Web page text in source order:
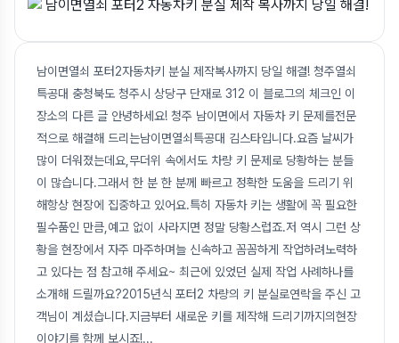
남이면열쇠 포터2자동차키 분실 제작복사까지 당일 해결! 청주열쇠
특공대 충청북도 청주시 상당구 단재로 312 이 블로그의 체크인 이
장소의 다른 글 안녕하세요! 청주 남이면에서 자동차 키 문제를전문
적으로 해결해 드리는남이면열쇠특공대 김스타입니다.요즘 날씨가
많이 더워졌는데요,무더위 속에서도 차량 키 문제로 당황하는 분들
이 많습니다.그래서 한 분 한 분께 빠르고 정확한 도움을 드리기 위
해항상 현장에 집중하고 있어요.특히 자동차 키는 생활에 꼭 필요한
필수품인 만큼,예고 없이 사라지면 정말 당황스럽죠.저 역시 그런 상
황을 현장에서 자주 마주하며늘 신속하고 꼼꼼하게 작업하려노력하
고 있다는 점 참고해 주세요~ 최근에 있었던 실제 작업 사례하나를
소개해 드릴까요?2015년식 포터2 차량의 키 분실로연락을 주신 고
객님이 계셨습니다.지금부터 새로운 키를 제작해 드리기까지의현장
이야기를 함께 보시죠!...